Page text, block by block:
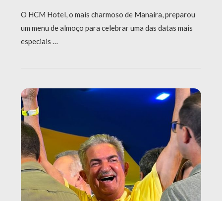
O HCM Hotel, o mais charmoso de Manaíra, preparou
um menu de almoço para celebrar uma das datas mais
especiais …